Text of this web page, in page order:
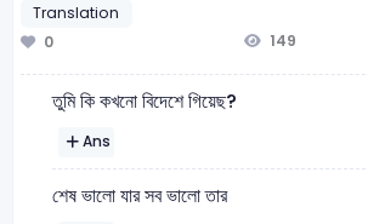
Translation
0
149
তুমি কি কখনো বিদেশে গিয়েছ?
Ans
শেষ ভালো যার সব ভালো তার